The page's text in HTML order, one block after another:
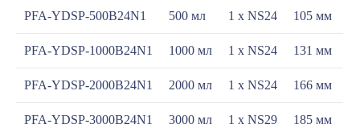
PFA-YDSP-500B24N1 500 мл 1 х NS24 105 мм
PFA-YDSP-1000B24N1 1000 мл 1 х NS24 131 мм
PFA-YDSP-2000B24N1 2000 мл 1 х NS24 166 мм
PFA-YDSP-3000B24N1 3000 мл 1 х NS29 185 мм